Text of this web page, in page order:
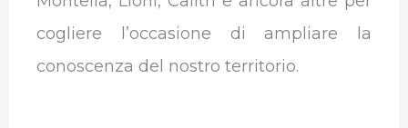
cogliere l’occasione di ampliare la
conoscenza del nostro territorio.